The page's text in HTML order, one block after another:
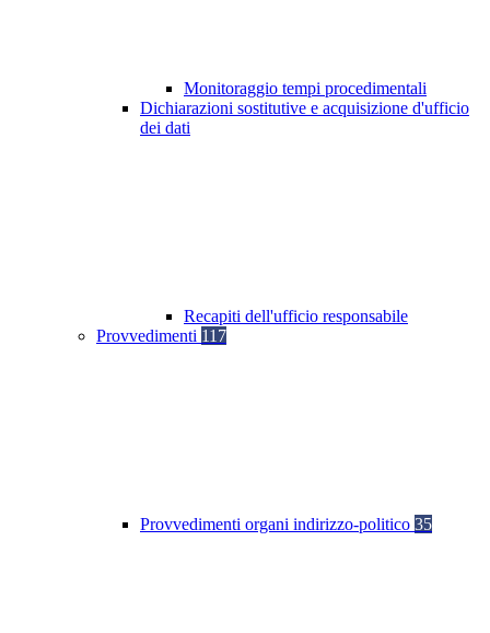
Monitoraggio tempi procedimentali
Dichiarazioni sostitutive e acquisizione d'ufficio
dei dati
Recapiti dell'ufficio responsabile
Provvedimenti 117
Provvedimenti organi indirizzo-politico 35